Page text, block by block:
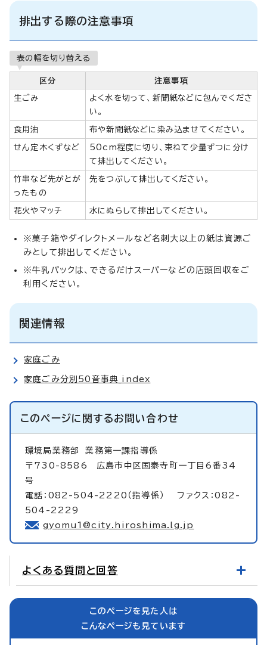
排出する際の注意事項
表の幅を切り替える
区分 注意事項
生ごみ
よく水を切って、新聞紙などに包んでくださ
い。
食用油 布や新聞紙などに染み込ませてください。
せん定木くずなど
50cm程度に切り、束ねて少量ずつに分け
て排出してください。
竹串など先がとが
ったもの
先をつぶして排出してください。
花火やマッチ 水にぬらして排出してください。
※菓子箱やダイレクトメールなど名刺大以上の紙は資源ご
みとして排出してください。
※牛乳パックは、できるだけスーパーなどの店頭回収をご
利用ください。
関連情報
家庭ごみ
家庭ごみ分別50音事典_index
このページに関するお問い合わせ
環境局業務部業務第一課指導係
〒730-8586 広島市中区国泰寺町一丁目6番34
号
電話：082-504-2220（指導係） ファクス：082-
504-2229
gyomu1@city.hiroshima.lg.jp
よくある質問と回答
このページを見た人は
こんなページも見ています